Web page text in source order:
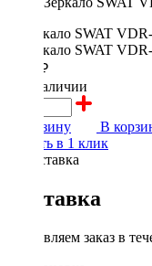
3000 ₽
в наличии
В корзину
В
Купить в 1 клик
Доставка
Доставляем заказ в